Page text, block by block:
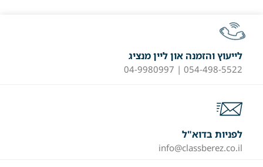
לייעוץ והזמנה און ליין מנציג
054-498-5522 | 04-9980997
לפניות בדוא"ל
info@classberez.co.il